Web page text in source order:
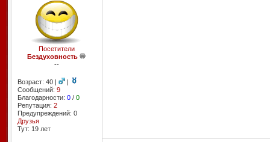
Посетители
Бездуховность
--
Возраст: 40 |
|
Сообщений: 9
Благодарности: 0/ 0
Репутация: 2
Предупреждений: 0
Друзья
Тут: 19 лет